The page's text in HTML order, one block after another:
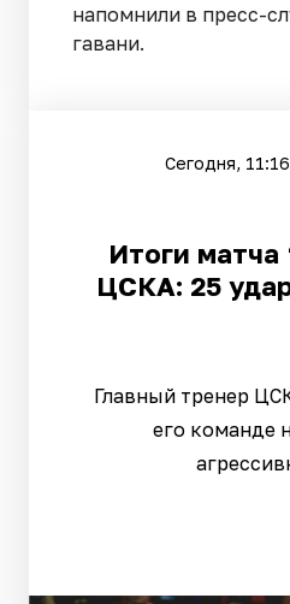
напомнили в пресс-
гавани.
Сегодня, 11:16
Итоги матча
ЦСКА: 25
Главный тренер
его команде